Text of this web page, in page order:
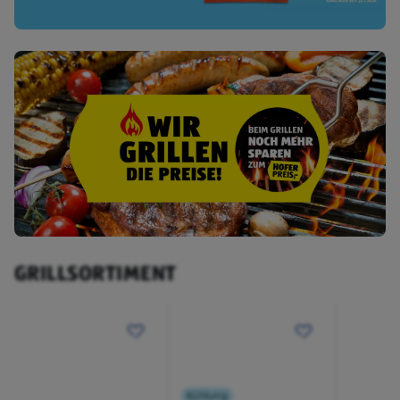
GRILLSORTIMENT
Kühlung